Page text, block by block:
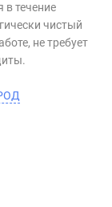
в течение
чистый
не требует